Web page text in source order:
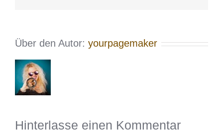
Über den Autor: yourpagemaker
Hinterlasse einen Kommentar